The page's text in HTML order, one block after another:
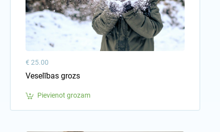
€ 25.00
Veselības grozs
Pievienot grozam